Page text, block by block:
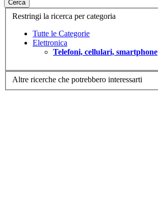
Cerca
Restringi la ricerca per categoria
Tutte le Categorie
Elettronica
Telefoni, cellulari, smartphone
Altre ricerche che potrebbero interessarti